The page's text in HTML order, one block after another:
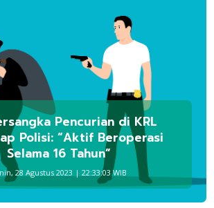
Pencurian di KRL
Polisi: “Aktif Beroperasi
Selama 16 Tahun”
28 Agustus 2023 | 22:33:03 WIB